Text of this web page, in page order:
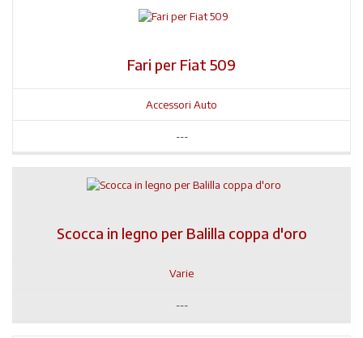
Fari per Fiat 509
Accessori Auto
---
Scocca in legno per Balilla coppa d'oro
Varie
---